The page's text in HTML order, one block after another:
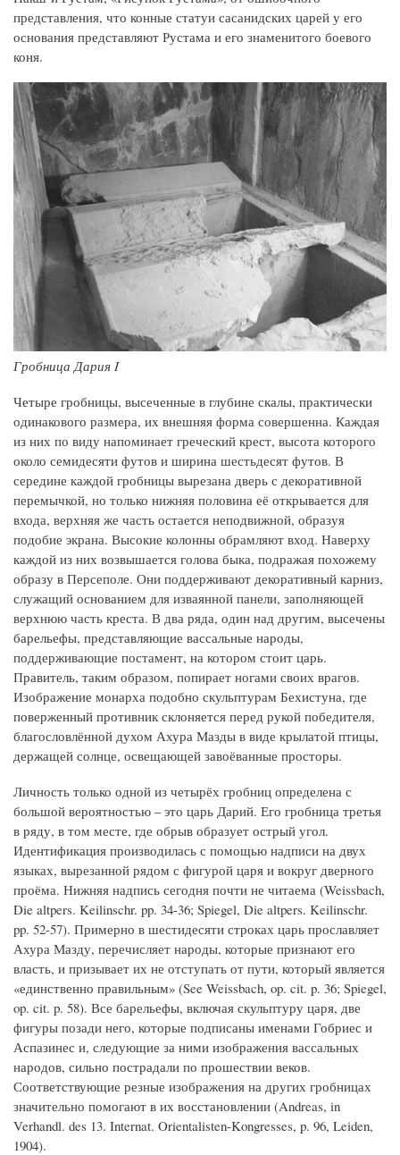
представления, что конные статуи сасанидских царей у его
основания представляют Рустама и его знаменитого боевого
коня.
Гробница Дария I
Четыре гробницы, высеченные в глубине скалы, практически
одинакового размера, их внешняя форма совершенна. Каждая
из них по виду напоминает греческий крест, высота которого
около семидесяти футов и ширина шестьдесят футов. В
середине каждой гробницы вырезана дверь с декоративной
перемычкой, но только нижняя половина её открывается для
входа, верхняя же часть остается неподвижной, образуя
подобие экрана. Высокие колонны обрамляют вход. Наверху
каждой из них возвышается голова быка, подражая похожему
образу в Персеполе. Они поддерживают декоративный карниз,
служащий основанием для изваянной панели, заполняющей
верхнюю часть креста. В два ряда, один над другим, высечены
барельефы, представляющие вассальные народы,
поддерживающие постамент, на котором стоит царь.
Правитель, таким образом, попирает ногами своих врагов.
Изображение монарха подобно скульптурам Бехистуна, где
поверженный противник склоняется перед рукой победителя,
благословлённой духом Ахура Мазды в виде крылатой птицы,
держащей солнце, освещающей завоёванные просторы.
Личность только одной из четырёх гробниц определена с
большой вероятностью – это царь Дарий. Его гробница третья
в ряду, в том месте, где обрыв образует острый угол.
Идентификация производилась с помощью надписи на двух
языках, вырезанной рядом с фигурой царя и вокруг дверного
проёма. Нижняя надпись сегодня почти не читаема (Weissbach,
Die altpers. Keilinschr. pp. 34-36; Spiegel, Die altpers. Keilinschr.
pp. 52-57). Примерно в шестидесяти строках царь прославляет
Ахура Мазду, перечисляет народы, которые признают его
власть, и призывает их не отступать от пути, который является
«единственно правильным» (See Weissbach, op. cit. p. 36; Spiegel,
op. cit. p. 58). Все барельефы, включая скульптуру царя, две
фигуры позади него, которые подписаны именами Гобриес и
Аспазинес и, следующие за ними изображения вассальных
народов, сильно пострадали по прошествии веков.
Соответствующие резные изображения на других гробницах
значительно помогают в их восстановлении (Andreas, in
Verhandl. des 13. Internat. Orientalisten-Kongresses, p. 96, Leiden,
1904).